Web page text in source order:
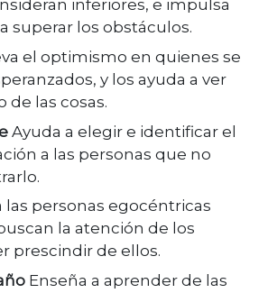
inferiores, e impulsa
superar los obstáculos.
el optimismo en quienes se
y los ayuda a ver
de las cosas.
Ayuda a elegir e identificar el
a las personas que no
las personas egocéntricas
la atención de los
prescindir de ellos.
Enseña a aprender de las